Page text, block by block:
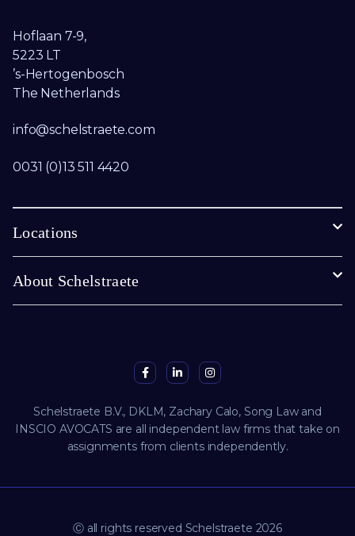
Hoflaan 7-9,
5223 LT
’s-Hertogenbosch
The Netherlands
info@schelstraete.com​
0031 (0)13 511 4420
Locations
About Schelstraete
Schelstraete B.V., DKLM, Zachary Calo, Song Law and
INSCIO AVOCATS are all independent law firms that take on
assignments from clients independently.
Ⓒ all rights reserved Schelstraete 2026